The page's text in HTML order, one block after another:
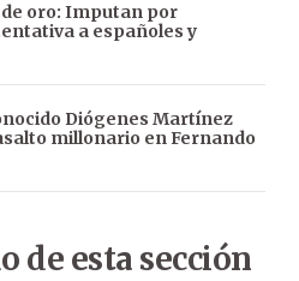
oro: Imputan por
a españoles y
Diógenes Martínez
millonario en Fernando
de esta sección